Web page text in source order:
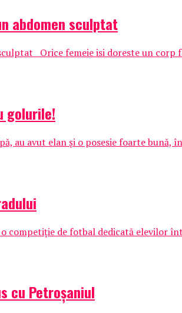
abdomen sculptat
Orice femeie isi doreste un
golurile!
au avut elan și o posesie foarte bună,
o competiție de fotbal dedicată elevilor
cu Petroșaniul